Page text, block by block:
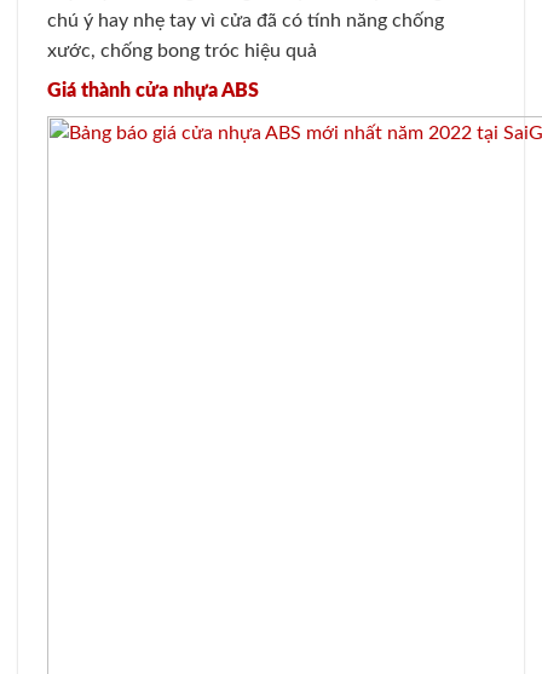
chú ý hay nhẹ tay vì cửa đã có tính năng chống
xước, chống bong tróc hiệu quả
Giá thành cửa nhựa ABS